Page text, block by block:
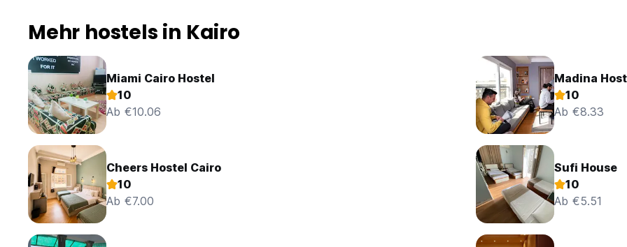
Mehr hostels in Kairo
Miami Cairo Hostel
10
Ab €10.06
Madina
10
Ab €8.33
Cheers Hostel Cairo
10
Ab €7.00
Sufi House
10
Ab €5.51